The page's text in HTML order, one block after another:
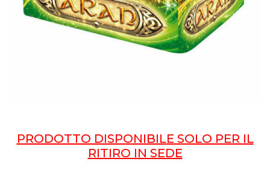
PRODOTTO DISPONIBILE SOLO PER IL
RITIRO IN SEDE